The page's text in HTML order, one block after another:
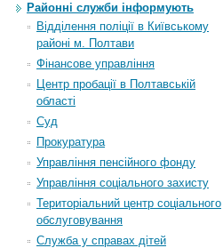
Районні служби інформують
Відділення поліції в Київському
районі м. Полтави
Фінансове управління
Центр пробації в Полтавській
області
Суд
Прокуратура
Управління пенсійного фонду
Управління соціального захисту
Територіальний центр соціального
обслуговування
Служба у справах дітей